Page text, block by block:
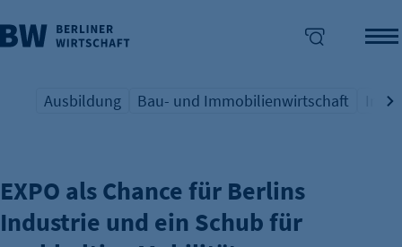
überspringen
Übersicht Schlagwort
Ausbildung
Übersicht Schlagwort
Bau- und Immobilienwirtschaft
STADLER ALS PARTNER DER TRANSFORMATION
EXPO als Chance für Berlins
Industrie und ein Schub für